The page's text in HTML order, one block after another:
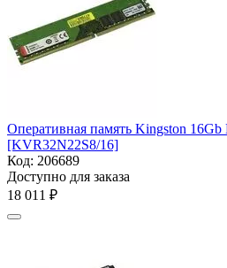
Оперативная память Kingston
[KVR32N22S8/16]
Код: 206689
Доступно для заказа
18 011 ₽